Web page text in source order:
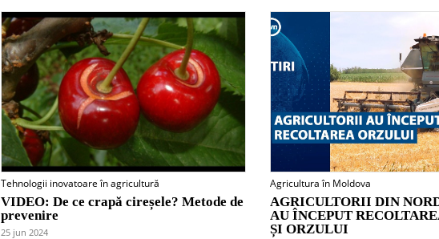
Tehnologii inovatoare în agricultură
VIDEO: De ce crapă cireșele? Metode de
prevenire
25 jun 2024
Agricultura în Moldova
AGRICULTORII DIN
AU ÎNCEPUT
ȘI ORZULUI